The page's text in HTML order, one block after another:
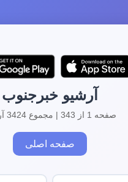
آرشیو خبرجنوب
صفحه 1 از 343 | مجموع 3424 آرشیو
صفحه اصلی